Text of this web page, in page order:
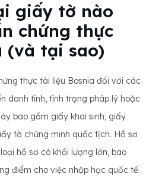
giấy tờ nào
chứng thực
(và tại sao)
thực tài liệu Bosnia đối với các
danh tính, tình trạng pháp lý hoặc
bao gồm giấy khai sinh, giấy
tờ chứng minh quốc tịch. Hồ sơ
hồ sơ có khối lượng lớn, bao
điểm cho việc nhập học quốc tế.